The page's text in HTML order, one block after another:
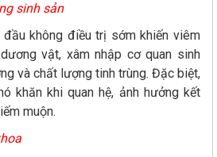
sinh sản
không điều trị sớm khiến viêm
vật, xâm nhập cơ quan sinh
và chất lượng tinh trùng. Đặc biệt,
khăn khi quan hệ, ảnh hưởng kết
muộn.